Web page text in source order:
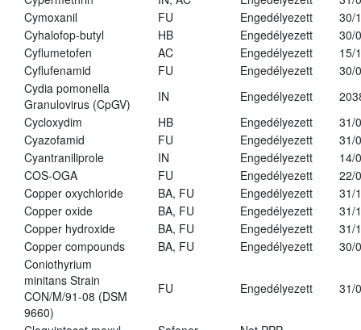
Cymoxanil
FU Engedélyezett
30/
Cyhalofop-butyl
HB Engedélyezett
30/
Cyflumetofen
AC Engedélyezett
15/
Cyflufenamid
FU Engedélyezett
30/
Cydia pomonella
Granulovirus (CpGV)
IN Engedélyezett
Cycloxydim
HB Engedélyezett
31/
Cyazofamid
FU Engedélyezett
31/
Cyantraniliprole
IN Engedélyezett
14/
COS-OGA
FU Engedélyezett
22/
Copper oxychloride
BA, FU Engedélyezett
31/
Copper oxide
BA, FU Engedélyezett
31/
Copper hydroxide
BA, FU Engedélyezett
31/
Copper compounds
BA, FU Engedélyezett
30/
Coniothyrium
minitans Strain
CON/M/91-08 (DSM
9660)
FU Engedélyezett 31/